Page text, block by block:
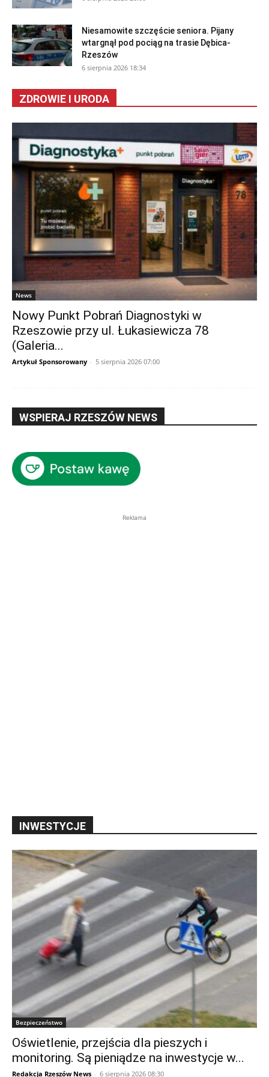
Niesamowite szczęście seniora. Pijany
wtargnął pod pociąg na trasie Dębica-
Rzeszów
6 sierpnia 2026 18:34
ZDROWIE I URODA
News
Nowy Punkt Pobrań Diagnostyki w
Rzeszowie przy ul. Łukasiewicza 78
(Galeria...
Artykuł Sponsorowany - 5 sierpnia 2026 07:00
WSPIERAJ RZESZÓW NEWS
Reklama
INWESTYCJE
Bezpieczeństwo
Oświetlenie, przejścia dla pieszych i
monitoring. Są pieniądze na inwestycje w...
Redakcja Rzeszów News - 6 sierpnia 2026 08:30